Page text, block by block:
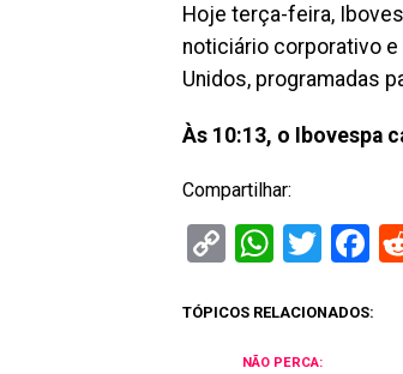
Hoje terça-feira,
noticiário corporativo
Unidos, programadas
Às 10:13, o Ibovespa
Compartilhar:
Copy
TÓPICOS RELACIONADOS:
NÃO PERCA: